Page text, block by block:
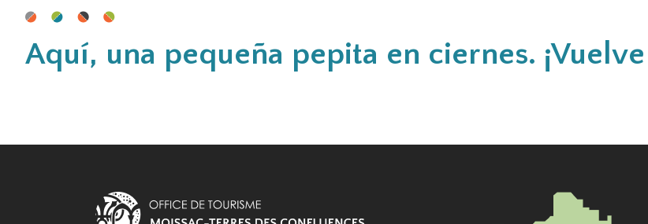
Aquí, una pequeña pepita en ciernes.